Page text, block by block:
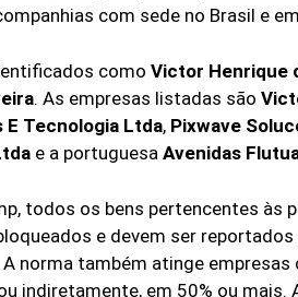
com sede no Brasil e
como Victor Henrique
. As empresas listadas são
E Tecnologia Ltda, Pixwave
e a portuguesa Avenidas
todos os bens pertencentes às
e devem ser
norma também atinge empresas
indiretamente, em 50% ou mais.